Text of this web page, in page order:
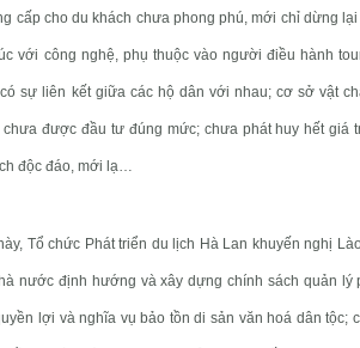
cấp cho du khách chưa phong phú, mới chỉ dừng
với công nghệ, phụ thuộc vào người điều hành
sự liên kết giữa các hộ dân với nhau; cơ sở vật
được đầu tư đúng mức; chưa phát huy hết giá
độc đáo, mới lạ…
Tổ chức Phát triển du lịch Hà Lan khuyến nghị
nước định hướng và xây dựng chính sách quản
lợi và nghĩa vụ bảo tồn di sản văn hoá dân